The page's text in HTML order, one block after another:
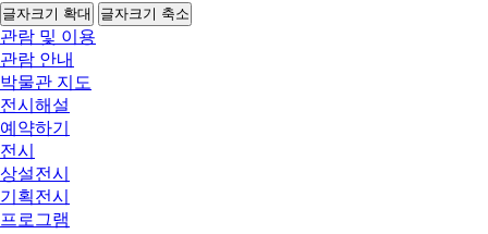
글자크기 확대 글자크기 축소
관람 및 이용
관람 안내
박물관 지도
전시해설
예약하기
전시
상설전시
기획전시
프로그램